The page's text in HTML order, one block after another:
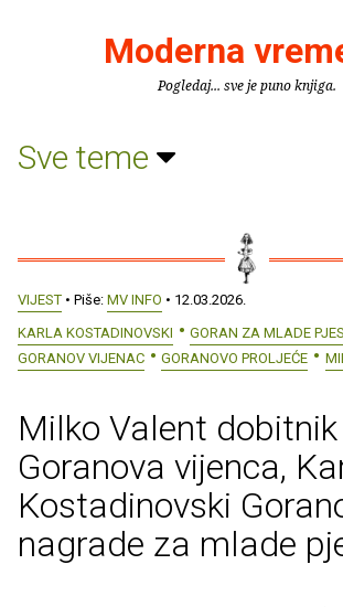
Moderna
Pogledaj... sve je puno knjiga.
Sve teme
VIJEST • Piše: MV INFO • 12.03.2026.
KARLA KOSTADINOVSKI
GORAN ZA MLADE
GORANOV VIJENAC
GORANOVO PROLJEĆE
Milko Valent dobitnik
Goranova vijenca,
Kostadinovski
nagrade za mlade